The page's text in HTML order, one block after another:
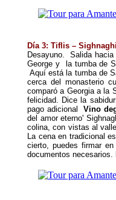
Día 3: Tiflis –
Desayuno. Salida
George y la tumba de
Aquí está la tumba de
cerca del monasterio
comparó a Georgia a la
felicidad. Dice la
pago adicionalVino
del amor eterno'
colina, con vistas al
La cena en tradicional
cierto, puedes firmar
documentos